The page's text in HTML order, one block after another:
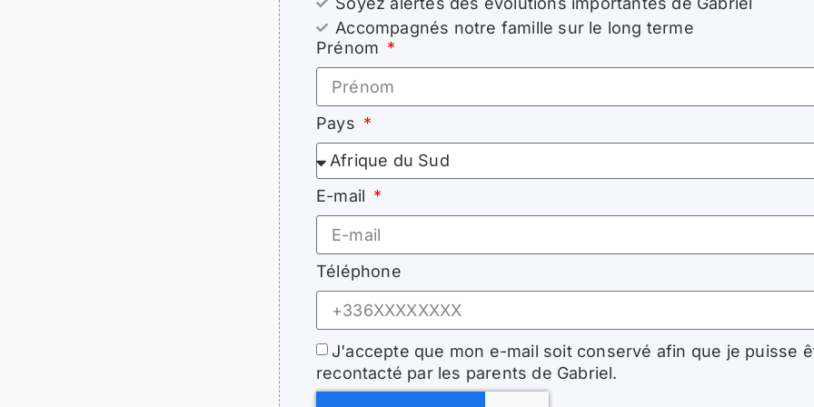
Accompagnés notre famille sur le long terme
Prénom
Pays
E-mail
Téléphone
J'accepte que mon e-mail soit conservé afin que je puisse
recontacté par les parents de Gabriel.